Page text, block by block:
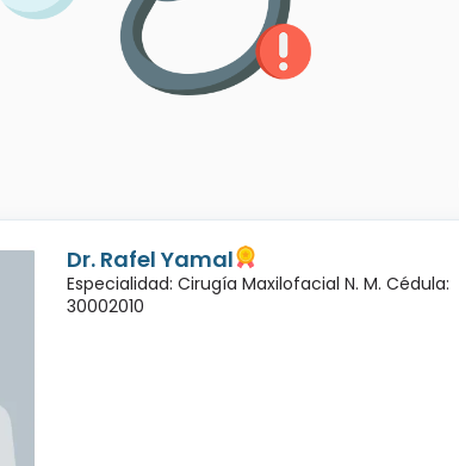
Dr. Rafel Yamal
Especialidad: Cirugía Maxilofacial N. M. Cédula:
30002010